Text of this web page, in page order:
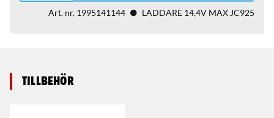
Art. nr. 1995141144 LADDARE 14,4V MAX JC925
Tillbehör